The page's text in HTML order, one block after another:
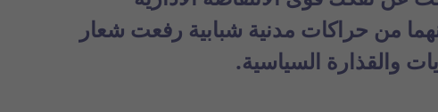
من حراكات مدنية شبابية رفعت شعار
والقذارة السياسية.